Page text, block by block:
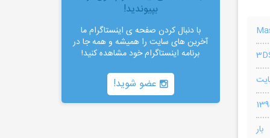
بار
بپیوندید!
با دنبال کردن صفحه ی اینستاگرام ما
آخرین های سایت را همیشه و همه جا در
برنامه اینستاگرام خود مشاهده کنید!
عضو شوید!